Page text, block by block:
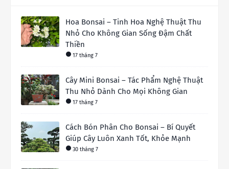
Hoa Bonsai – Tinh Hoa Nghệ Thuật Thu
Nhỏ Cho Không Gian Sống Đậm Chất
Thiền
17 tháng 7
Cây Mini Bonsai – Tác Phẩm Nghệ Thuật
Thu Nhỏ Dành Cho Mọi Không Gian
17 tháng 7
Cách Bón Phân Cho Bonsai – Bí Quyết
Giúp Cây Luôn Xanh Tốt, Khỏe Mạnh
30 tháng 7